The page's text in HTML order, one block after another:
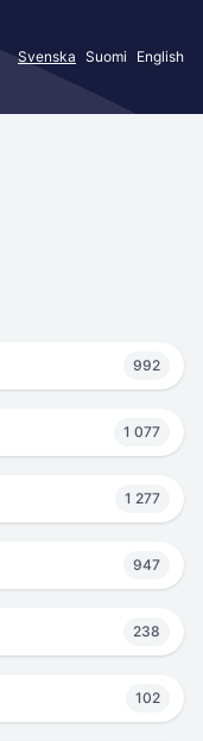
Svenska Suomi English
992
1 077
1 277
947
238
102